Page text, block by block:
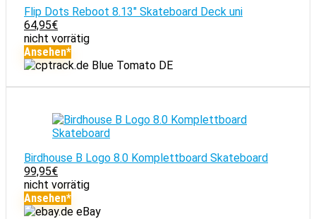
Flip Dots Reboot 8.13" Skateboard Deck uni
64,95€
nicht vorrätig
Ansehen*
Blue Tomato DE
Birdhouse B Logo 8.0 Komplettboard Skateboard
99,95€
nicht vorrätig
Ansehen*
eBay